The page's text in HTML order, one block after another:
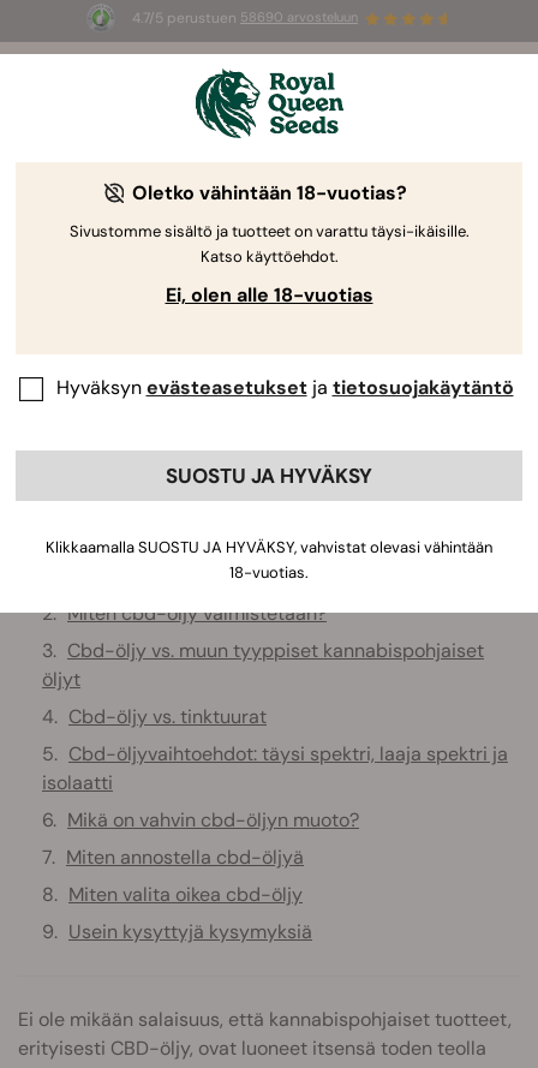
4.7/5 perustuen 58690 arvosteluun
Kaikki Mitä Sinun Tulee Tietää CBD-
öljystä
joukkoon. Tässä artikkelissa
kerromme kaiken mitä sinun tulee tietää aiheesta.
Miten cbd-öljy valmistetaan?
Cbd-öljy vs. muun tyyppiset kannabispohjaiset
öljyt
Cbd-öljy vs. tinktuurat
Cbd-öljyvaihtoehdot: täysi spektri, laaja spektri ja
isolaatti
Mikä on vahvin cbd-öljyn muoto?
Miten annostella cbd-öljyä
Miten valita oikea cbd-öljy
Usein kysyttyjä kysymyksiä
Ei ole mikään salaisuus, että kannabispohjaiset tuotteet,
erityisesti CBD-öljy, ovat luoneet itsensä toden teolla
Oletko vähintään 18-vuotias?
Sivustomme sisältö ja tuotteet on varattu täysi-ikäisille.
Katso käyttöehdot.
Ei, olen alle 18-vuotias
Hyväksynevästeasetuksetja tietosuojakäytäntö
SUOSTU JA HYVÄKSY
Klikkaamalla SUOSTU JA HYVÄKSY, vahvistat olevasi vähintään
18-vuotias.